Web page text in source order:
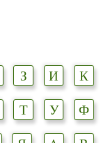
З И
К
Т У
Ф